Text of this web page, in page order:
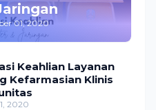
01, 2020
Keahlian Layanan
Kefarmasian Klinis
2020